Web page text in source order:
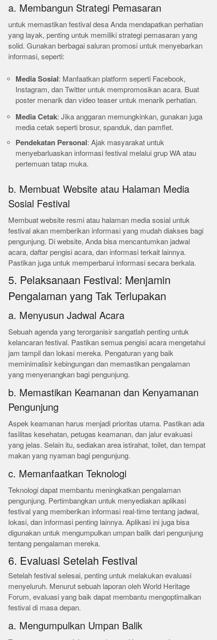
a. Membangun Strategi Pemasaran
untuk memastikan festival desa Anda mendapatkan perhatian
yang layak, penting untuk memiliki strategi pemasaran yang
solid. Gunakan berbagai saluran promosi untuk menyebarkan
informasi, seperti:
Media Sosial: Manfaatkan platform seperti Facebook,
Instagram, dan Twitter untuk mempromosikan acara. Buat
poster menarik dan video teaser untuk menarik perhatian.
Media Cetak: Jika anggaran memungkinkan, gunakan juga
media cetak seperti brosur, spanduk, dan pamflet.
Pendekatan Personal: Ajak masyarakat untuk
menyebarluaskan informasi festival melalui grup WA atau
pertemuan tatap muka.
b. Membuat Website atau Halaman Media
Sosial Festival
Membuat website resmi atau halaman media sosial untuk
festival akan memberikan informasi yang mudah diakses bagi
pengunjung. Di website, Anda bisa mencantumkan jadwal
acara, daftar pengisi acara, dan informasi terkait lainnya.
Pastikan juga untuk memperbarui informasi secara berkala.
5. Pelaksanaan Festival: Menjamin
Pengalaman yang Tak Terlupakan
a. Menyusun Jadwal Acara
Sebuah agenda yang terorganisir sangatlah penting untuk
kelancaran festival. Pastikan semua pengisi acara mengetahui
jam tampil dan lokasi mereka. Pengaturan yang baik
meminimalisir kebingungan dan memastikan pengalaman
yang menyenangkan bagi pengunjung.
b. Memastikan Keamanan dan Kenyamanan
Pengunjung
Aspek keamanan harus menjadi prioritas utama. Pastikan ada
fasilitas kesehatan, petugas keamanan, dan jalur evakuasi
yang jelas. Selain itu, sediakan area istirahat, toilet, dan tempat
makan yang nyaman bagi pengunjung.
c. Memanfaatkan Teknologi
Teknologi dapat membantu meningkatkan pengalaman
pengunjung. Pertimbangkan untuk menyediakan aplikasi
festival yang memberikan informasi real-time tentang jadwal,
lokasi, dan informasi penting lainnya. Aplikasi ini juga bisa
digunakan untuk mengumpulkan umpan balik dari pengunjung
tentang pengalaman mereka.
6. Evaluasi Setelah Festival
Setelah festival selesai, penting untuk melakukan evaluasi
menyeluruh. Menurut sebuah laporan oleh World Heritage
Forum, evaluasi yang baik dapat membantu mengoptimalkan
festival di masa depan.
a. Mengumpulkan Umpan Balik